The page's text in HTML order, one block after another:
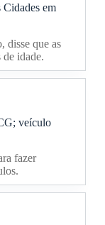
em
disse que as
de idade.
veículo
fazer